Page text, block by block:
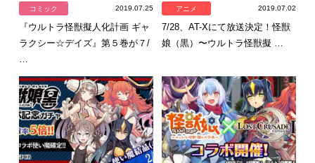
コミック 2019.07.25
『ウルトラ怪獣擬人化計画 ギャ
ラクシー☆デイズ』第５巻が７/
…
アニメ 2019.07.02
7/28、AT-Xにて放送決定！怪獣
娘（黒）〜ウルトラ怪獣擬 …